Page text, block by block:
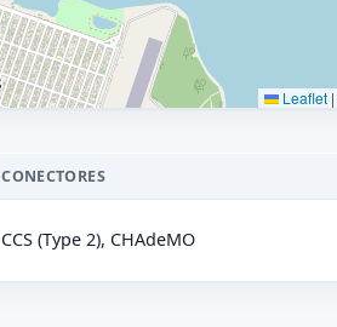
Leaflet |
CONECTORES
CCS (Type 2), CHAdeMO